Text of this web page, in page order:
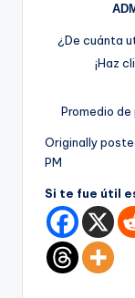
¿De cuánta
¡Haz
Promedio
Originally
PM
Si te fue útil